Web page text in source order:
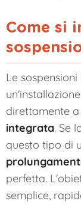
Come si
Le
un'installazione
direttamente a
integrata. Se
questo tipo di
perfetta.
semplice,